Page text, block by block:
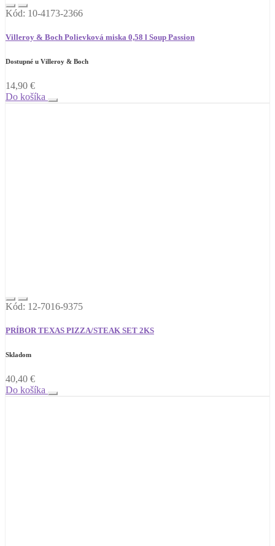
Kód: 10-4173-2366
Villeroy & Boch Polievková miska 0,58 l Soup Passion
Dostupné u Villeroy & Boch
14,90 €
Do košíka
Kód: 12-7016-9375
PRÍBOR TEXAS PIZZA/STEAK SET 2KS
Skladom
40,40 €
Do košíka